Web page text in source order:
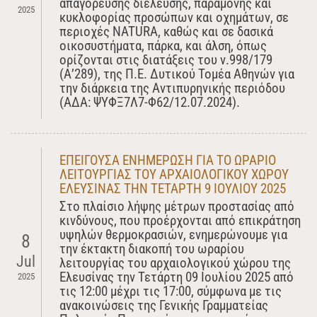
2025
κυκλοφορίας προσώπων και οχημάτων, σε
περιοχές NATURA, καθώς και σε δασικά
οικοσυστήματα, πάρκα, και άλση, όπως
ορίζονται στις διατάξεις του ν.998/179
(Α’289), της Π.Ε. Δυτικού Τομέα Αθηνών για
την διάρκεια της Αντιπυρηνικής περιόδου
(ΑΔΑ: ΨΥΦΞ7Λ7-Φ62/12.07.2024).
8
Jul
2025
ΕΠΕΙΓΟΥΣΑ ΕΝΗΜΕΡΩΣΗ ΓΙΑ ΤO ΩΡΑΡΙΟ
ΛΕΙΤΟΥΡΓΙΑΣ ΤΟΥ ΑΡΧΑΙΟΛΟΓΙΚΟΥ ΧΩΡΟΥ
ΕΛΕΥΣΙΝΑΣ ΤΗΝ ΤΕΤΑΡΤΗ 9 ΙΟΥΛΙΟΥ 2025
Στο πλαίσιο λήψης μέτρων προστασίας από
κινδύνους, που προέρχονται από επικράτηση
υψηλών θερμοκρασιών, ενημερώνουμε για
την έκτακτη διακοπή του ωραρίου
λειτουργίας του αρχαιολογικού χώρου της
Ελευσίνας την Τετάρτη 09 Ιουλίου 2025 από
τις 12:00 μέχρι τις 17:00, σύμφωνα με τις
ανακοινώσεις της Γενικής Γραμματείας